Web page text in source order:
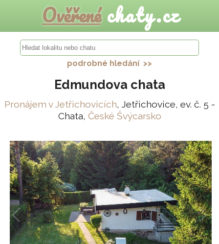
Ověřenéchaty.cz
podrobné hledání >>
Edmundova chata
Pronájem v Jetřichovicích, Jetřichovice, ev. č. 5 -
Chata, České Švýcarsko